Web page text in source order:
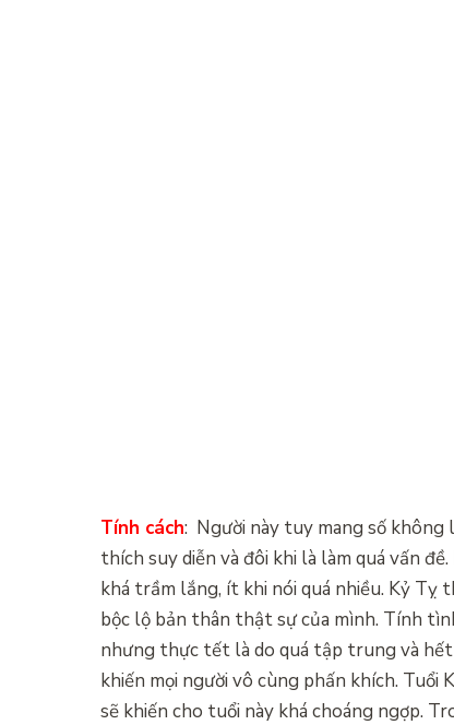
Tính cách: Người này tuy mang số
thích suy diễn và đôi khi là làm quá vấn
khá trầm lắng, ít khi nói quá nhiều. Kỷ
bộc lộ bản thân thật sự của mình. Tính
nhưng thực tết là do quá tập trung và hết
khiến mọi người vô cùng phấn khích.
sẽ khiến cho tuổi này khá choáng ngợp.